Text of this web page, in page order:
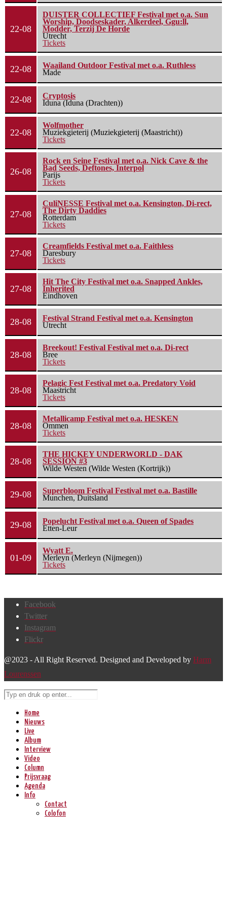
22-08
DUISTER COLLECTIEF Festival met o.a. Sun
Worship, Doodseskader, Alkerdeel, Ggu:ll,
Modder, Terzij De Horde
Utrecht
Tickets
22-08
Waailand Outdoor Festival met o.a. Ruthless
Made
22-08
Cryptosis
Iduna (Iduna (Drachten))
22-08
Wolfmother
Muziekgieterij (Muziekgieterij (Maastricht))
Tickets
26-08
Rock en Seine Festival met o.a. Nick Cave & the
Bad Seeds, Deftones, Interpol
Parijs
Tickets
27-08
CuliNESSE Festival met o.a. Kensington, Di-rect,
The Dirty Daddies
Rotterdam
Tickets
27-08
Creamfields Festival met o.a. Faithless
Daresbury
Tickets
27-08
Hit The City Festival met o.a. Snapped Ankles,
Inherited
Eindhoven
28-08
Festival Strand Festival met o.a. Kensington
Utrecht
28-08
Breekout! Festival Festival met o.a. Di-rect
Bree
Tickets
28-08
Pelagic Fest Festival met o.a. Predatory Void
Maastricht
Tickets
28-08
Metallicamp Festival met o.a. HESKEN
Ommen
Tickets
28-08
THE HICKEY UNDERWORLD - DAK
SESSION #3
Wilde Westen (Wilde Westen (Kortrijk))
29-08
Superbloom Festival Festival met o.a. Bastille
Munchen, Duitsland
29-08
Popelucht Festival met o.a. Queen of Spades
Etten-Leur
01-09
Wyatt E.
Merleyn (Merleyn (Nijmegen))
Tickets
Facebook
Twitter
Instagram
Flickr
@2023 - All Right Reserved. Designed and Developed by Harm
Lourenssen
Home
Nieuws
Live
Album
Interview
Video
Column
Prijsvraag
Agenda
Info
Contact
Colofon